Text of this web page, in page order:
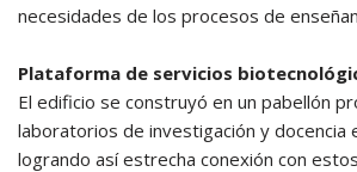
necesidades de los procesos de
Plataforma de servicios
El edificio se construyó en un pabellón
laboratorios de investigación y docencia
logrando así estrecha conexión con